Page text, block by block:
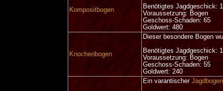
Kompositbogen
Benötigtes Jagdgeschick:
Voraussetzung: Bogen
Geschoss-Schaden: 65
Goldwert: 480
Knochenbogen
Dieser besondere Bogen
Benötigtes Jagdgeschick:
Voraussetzung: Bogen
Geschoss-Schaden: 55
Goldwert: 240
Ein varantischerJagdbogen